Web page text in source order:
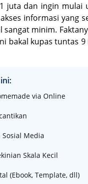
juta dan ingin mulai
informasi yang
minim.
bakal kupas tuntas
via Online
Sosial Media
Skala Kecil
(Ebook, Template, dll)